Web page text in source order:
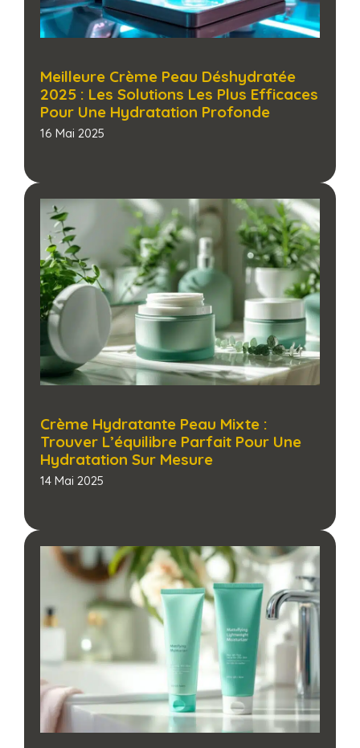
Meilleure Crème Peau Déshydratée
2025 : Les Solutions Les Plus Efficaces
Pour Une Hydratation Profonde​
16 Mai 2025
Crème Hydratante Peau Mixte :
Trouver L’équilibre Parfait Pour Une
Hydratation Sur Mesure​
14 Mai 2025